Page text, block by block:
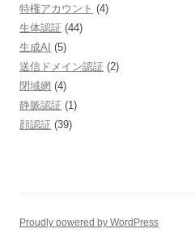
特権アカウント (4)
生体認証 (44)
生成AI (5)
送信ドメイン認証 (2)
閉域網 (4)
静脈認証 (1)
顔認証 (39)
Proudly powered by WordPress